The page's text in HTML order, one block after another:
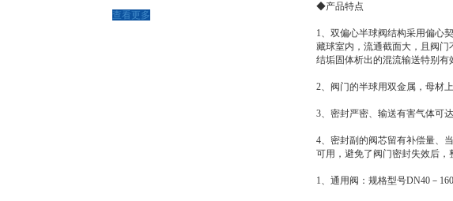
◆产品特点
1、双偏心半球阀结构采用偏心
藏球室内，流通截面大，且阀
结垢固体析出的混流输送特别有
2、阀门的半球用双金属，母材
3、密封严密、输送有害气体可
4、密封副的阀芯留有补偿量、
可用，避免了阀门密封失效后
1、通用阀：规格型号DN40－
查看更多